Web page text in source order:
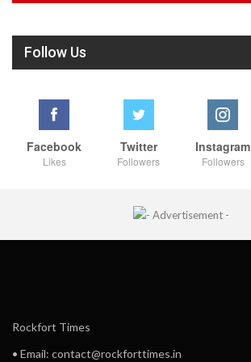
Follow Us
Facebook
Likes
Twitter
Followers
Instagram
Followers
Rockfort Times
• Email: contact@rockforttimes.in